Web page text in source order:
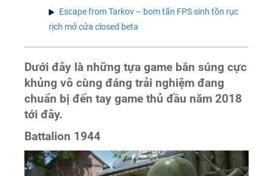
Escape from Tarkov – bom tấn FPS sinh tồn rục
rịch mở cửa closed beta
Dưới đây là những tựa game bắn súng cực
khủng vô cùng đáng trải nghiệm đang
chuẩn bị đến tay game thủ đầu năm 2018
tới đây.
Battalion 1944